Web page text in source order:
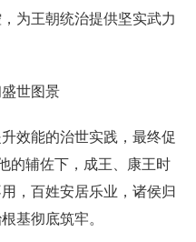
为王朝统治提供坚实武力
世图景
效能的治世实践，最终促
的辅佐下，成王、康王时
，百姓安居乐业，诸侯归
基彻底筑牢。